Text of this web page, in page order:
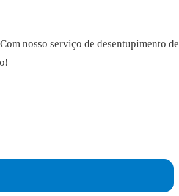
nosso serviço de desentupimento de